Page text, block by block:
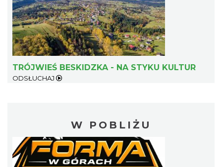
TRÓJWIEŚ BESKIDZKA - NA STYKU KULTUR
ODSŁUCHAJ
W POBLIŻU